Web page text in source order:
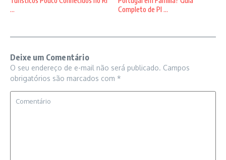
...
Completo de Pl ...
Deixe um Comentário
O seu endereço de e-mail não será publicado. Campos
obrigatórios são marcados com *